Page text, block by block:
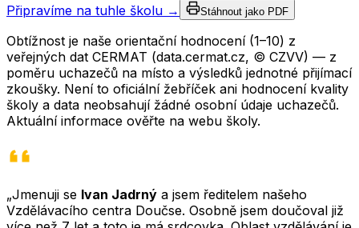
Připravíme na tuhle školu → Stáhnout jako PDF
Obtížnost je naše orientační hodnocení (1–10) z
veřejných dat CERMAT (data.cermat.cz, © CZVV) — z
poměru uchazečů na místo a výsledků jednotné přijímací
zkoušky. Není to oficiální žebříček ani hodnocení kvality
školy a data neobsahují žádné osobní údaje uchazečů.
Aktuální informace ověřte na webu školy.
„Jmenuji se Ivan Jadrný a jsem ředitelem našeho
Vzdělávacího centra Doučse. Osobně jsem doučoval již